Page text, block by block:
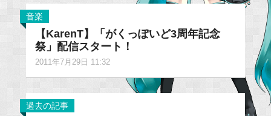
音楽
【KarenT】「がくっぽいど3周年記念
祭」配信スタート！
2011年7月29日 11:32
過去の記事